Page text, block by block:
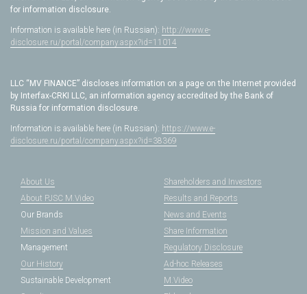
for information disclosure.
Information is available here (in Russian): http://www.e-
disclosure.ru/portal/company.aspx?id=11014
LLC “MV FINANCE” discloses information on a page on the Internet provided
by Interfax-CRKI LLC, an information agency accredited by the Bank of
Russia for information disclosure.
Information is available here (in Russian): https://www.e-
disclosure.ru/portal/company.aspx?id=38369
About Us
About PJSC M.Video
Our Brands
Mission and Values
Management
Our History
Shareholders and Investors
Results and Reports
News and Events
Share Information
Regulatory Disclosure
Ad-hoc Releases
Sustainable Development
M.Video